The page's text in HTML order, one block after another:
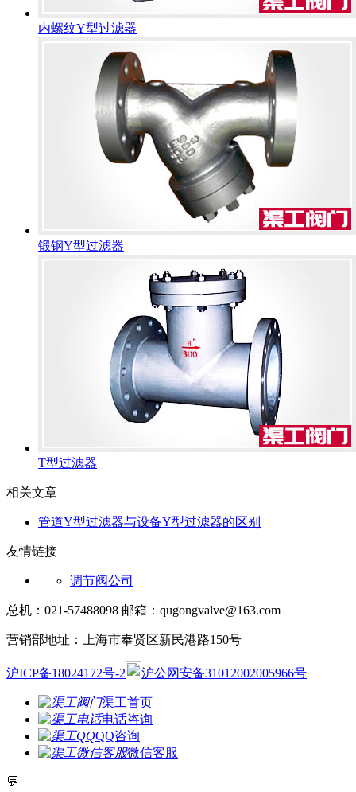
内螺纹Y型过滤器
锻钢Y型过滤器
T型过滤器
相关文章
管道Y型过滤器与设备Y型过滤器的区别
友情链接
调节阀公司
总机：021-57488098 邮箱：qugongvalve@163.com
营销部地址：上海市奉贤区新民港路150号
沪ICP备18024172号-2 沪公网安备31012002005966号
渠工首页
电话咨询
QQ咨询
微信客服
💬